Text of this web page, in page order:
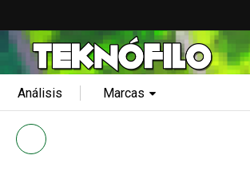
Análisis Marcas